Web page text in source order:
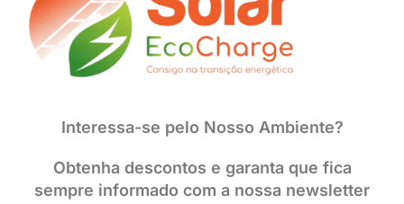
Interessa-se pelo Nosso Ambiente?
Obtenha descontos e garanta que fica
sempre informado com a nossa newsletter